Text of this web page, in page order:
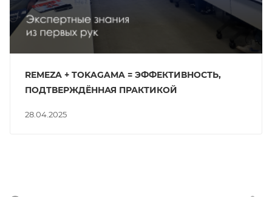
28.04.2025
REMEZA + TOKAGAMA = ЭФФЕКТИВНОСТЬ,
ПОДТВЕРЖДЁННАЯ ПРАКТИКОЙ